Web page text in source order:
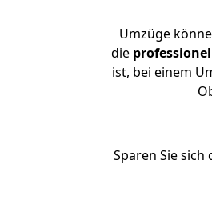
Umzüge
die
ist, bei einem
Sparen Sie